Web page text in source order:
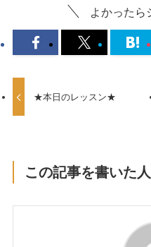
よかったら
★本日のレッスン★
この記事を書いた人